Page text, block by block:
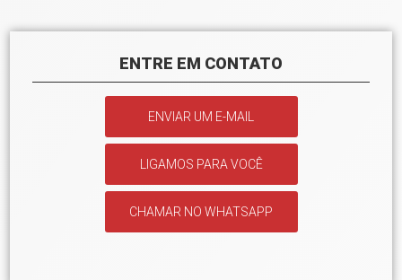
ENTRE EM CONTATO
ENVIAR UM E-MAIL
LIGAMOS PARA VOCÊ
CHAMAR NO WHATSAPP